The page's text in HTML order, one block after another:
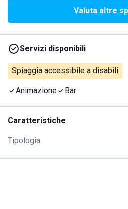
Valuta altre
Servizi disponibili
Spiaggia accessibile a disabili
Animazione Bar
Caratteristiche
Tipologia